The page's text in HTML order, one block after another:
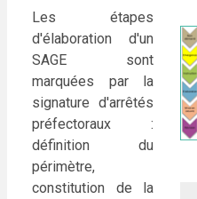
Les étapes
d'élaboration d'un
SAGE sont
marquées par la
signature d'arrêtés
préfectoraux :
définition du
périmètre,
constitution de la